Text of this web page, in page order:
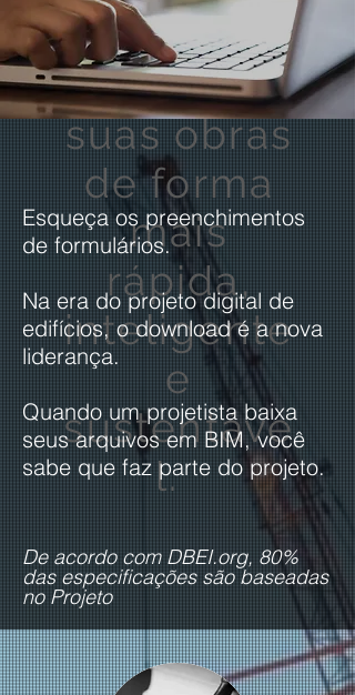
os
construam
suas obras
de forma
mais
rápida,
inteligente
e
sustentáve
l.
Esqueça os preenchimentos
de formulários.
Na era do projeto digital de
edifícios, o download é a nova
liderança.
Quando um projetista baixa
seus arquivos em BIM, você
sabe que faz parte do projeto.
De acordo com DBEI.org, 80%
das especificações são baseadas
no Projeto